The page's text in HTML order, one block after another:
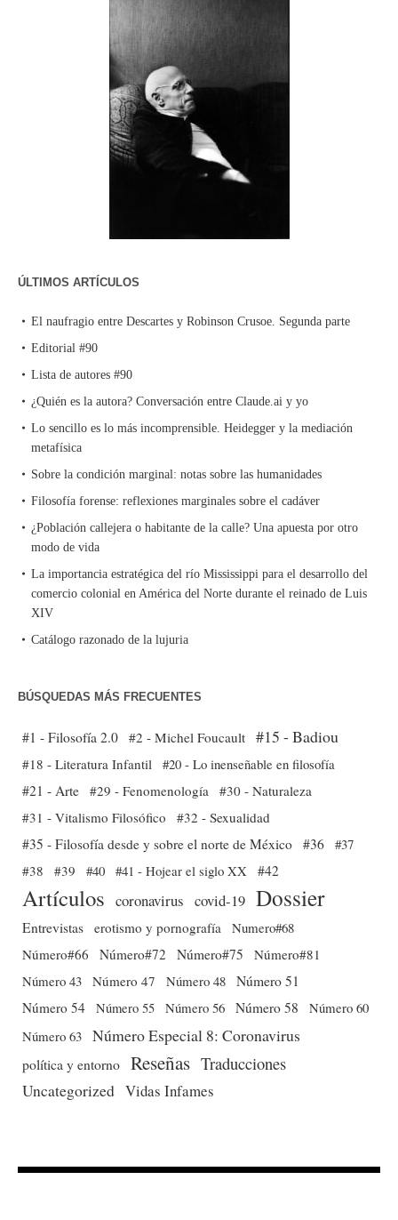
ÚLTIMOS ARTÍCULOS
El naufragio entre Descartes y Robinson Crusoe. Segunda parte
Editorial #90
Lista de autores #90
¿Quién es la autora? Conversación entre Claude.ai y yo
Lo sencillo es lo más incomprensible. Heidegger y la mediación
metafísica
Sobre la condición marginal: notas sobre las humanidades
Filosofía forense: reflexiones marginales sobre el cadáver
¿Población callejera o habitante de la calle? Una apuesta por otro
modo de vida
La importancia estratégica del río Mississippi para el desarrollo del
comercio colonial en América del Norte durante el reinado de Luis
XIV
Catálogo razonado de la lujuria
BÚSQUEDAS MÁS FRECUENTES
#1 - Filosofía 2.0 #2 - Michel Foucault #15 - Badiou
#18 - Literatura Infantil #20 - Lo inenseñable en filosofía
#21 - Arte #29 - Fenomenología
#30 - Naturaleza
#31 - Vitalismo Filosófico
#32 - Sexualidad
#35 - Filosofía desde y sobre el norte de México #36 #37
#38
#39 #40 #41 - Hojear el siglo XX #42
Artículos coronavirus covid-19 Dossier
Entrevistas erotismo y pornografía
Numero#68
Número#66
Número#72 Número#75
Número#81
Número 43 Número 47 Número 48 Número 51
Número 54 Número 55 Número 56 Número 58
Número 60
Número 63 Número Especial 8: Coronavirus
política y entorno Reseñas Traducciones
Uncategorized Vidas Infames